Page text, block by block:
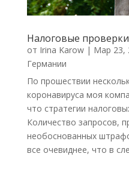
Налоговые проверки
от Irina Karow| Мар 23,
Германии
По прошествии
коронавируса моя
что стратегии
Количество запросов,
необоснованных
все очевиднее, что в